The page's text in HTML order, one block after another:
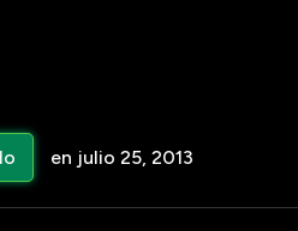
en julio 25, 2013